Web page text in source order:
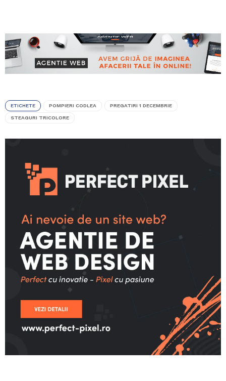
ETICHETE POMPIERI CODLEA PREGATIRI 1 DECEMBRIE
STEAGURI TRICOLORE